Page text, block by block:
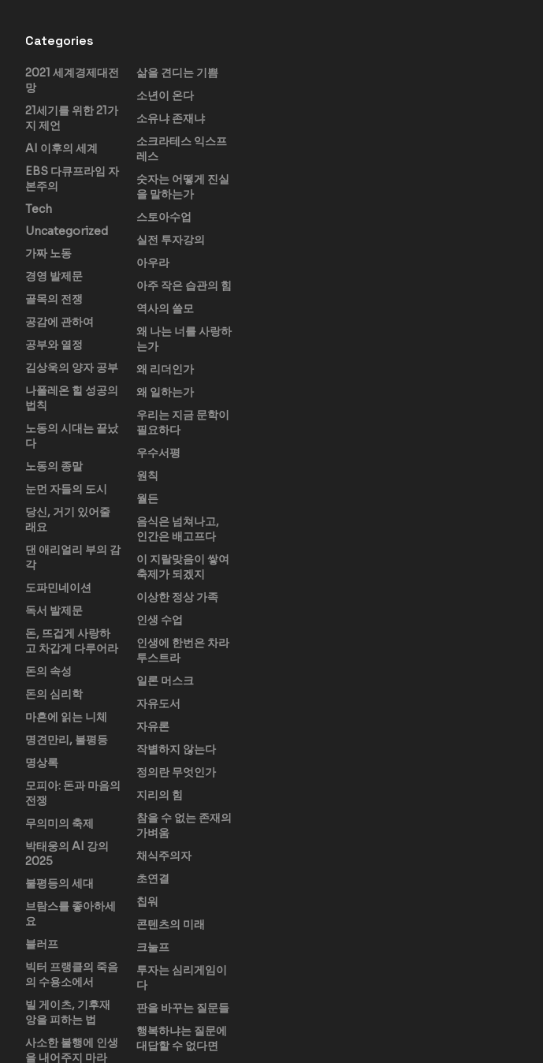
Categories
2021 세계경제대전
망
21세기를 위한 21가
지 제언
AI 이후의 세계
EBS 다큐프라임 자
본주의
Tech
Uncategorized
가짜 노동
경영 발제문
골목의 전쟁
공감에 관하여
공부와 열정
김상욱의 양자 공부
나폴레온 힐 성공의
법칙
노동의 시대는 끝났
다
노동의 종말
눈먼 자들의 도시
당신, 거기 있어줄
래요
댄 애리얼리 부의 감
각
도파민네이션
독서 발제문
돈, 뜨겁게 사랑하
고 차갑게 다루어라
돈의 속성
돈의 심리학
마흔에 읽는 니체
명견만리, 불평등
명상록
모피아: 돈과 마음의
전쟁
무의미의 축제
박태웅의 AI 강의
2025
불평등의 세대
브람스를 좋아하세
요
블러프
빅터 프랭클의 죽음
의 수용소에서
빌 게이츠, 기후재
앙을 피하는 법
사소한 불행에 인생
을 내어주지 마라
삶을 견디는 기쁨
소년이 온다
소유냐 존재냐
소크라테스 익스프
레스
숫자는 어떻게 진실
을 말하는가
스토아수업
실전 투자강의
아우라
아주 작은 습관의 힘
역사의 쓸모
왜 나는 너를 사랑하
는가
왜 리더인가
왜 일하는가
우리는 지금 문학이
필요하다
우수서평
원칙
월든
음식은 넘쳐나고,
인간은 배고프다
이 지랄맞음이 쌓여
축제가 되겠지
이상한 정상 가족
인생 수업
인생에 한번은 차라
투스트라
일론 머스크
자유도서
자유론
작별하지 않는다
정의란 무엇인가
지리의 힘
참을 수 없는 존재의
가벼움
채식주의자
초연결
칩워
콘텐츠의 미래
크눌프
투자는 심리게임이
다
판을 바꾸는 질문들
행복하냐는 질문에
대답할 수 없다면